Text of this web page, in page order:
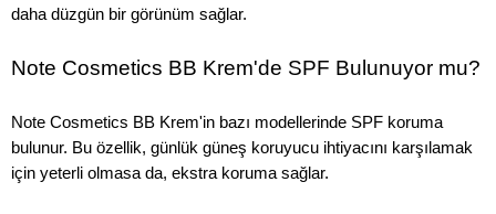
daha düzgün bir görünüm sağlar.
Note Cosmetics BB Krem'de SPF Bulunuyor mu?
Note Cosmetics BB Krem'in bazı modellerinde SPF koruma
bulunur. Bu özellik, günlük güneş koruyucu ihtiyacını karşılamak
için yeterli olmasa da, ekstra koruma sağlar.